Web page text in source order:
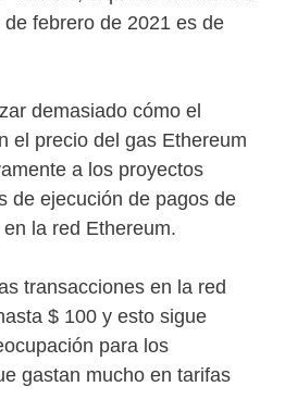
febrero de 2021 es de
demasiado cómo el
el precio del gas Ethereum
a los proyectos
de ejecución de pagos de
la red Ethereum.
transacciones en la red
$ 100 y esto sigue
para los
gastan mucho en tarifas